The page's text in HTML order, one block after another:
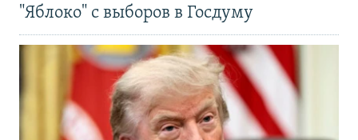
"Яблоко" с выборов в Госдуму